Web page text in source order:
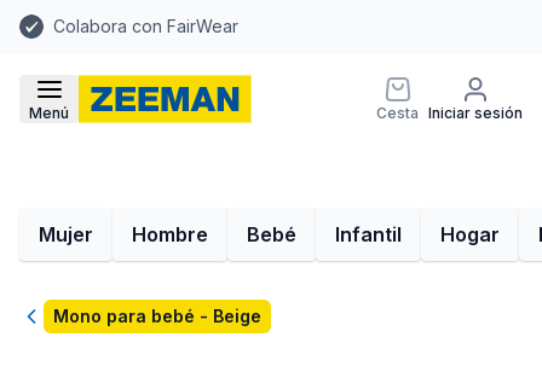
Colabora con FairWear
Menú Cesta Iniciar sesión
Mujer Hombre Bebé Infantil Hogar
VolverMono para bebé - Beige